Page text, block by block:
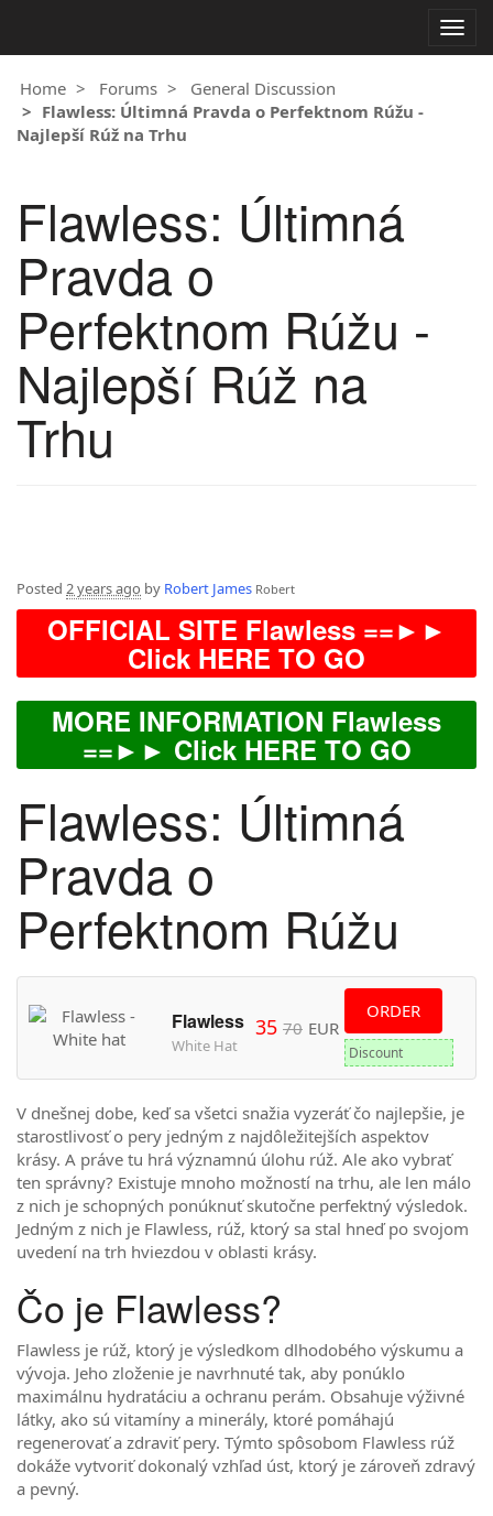
Home
Forums
General Discussion
Flawless: Últimná Pravda o Perfektnom Rúžu -
Najlepší Rúž na Trhu
Flawless: Últimná
Pravda o
Perfektnom Rúžu -
Najlepší Rúž na
Trhu
Posted 2 years ago by Robert James Robert
OFFICIAL SITE Flawless ==►►
Click HERE TO GO
MORE INFORMATION Flawless
==►► Click HERE TO GO
Flawless: Últimná
Pravda o
Perfektnom Rúžu
Flawless
White Hat
35 70 EUR
ORDER
Discount
V dnešnej dobe, keď sa všetci snažia vyzeráť čo najlepšie, je
starostlivosť o pery jedným z najdôležitejších aspektov
krásy. A práve tu hrá významnú úlohu rúž. Ale ako vybrať
ten správny? Existuje mnoho možností na trhu, ale len málo
z nich je schopných ponúknuť skutočne perfektný výsledok.
Jedným z nich je Flawless, rúž, ktorý sa stal hneď po svojom
uvedení na trh hviezdou v oblasti krásy.
Čo je Flawless?
Flawless je rúž, ktorý je výsledkom dlhodobého výskumu a
vývoja. Jeho zloženie je navrhnuté tak, aby ponúklo
maximálnu hydratáciu a ochranu perám. Obsahuje výživné
látky, ako sú vitamíny a minerály, ktoré pomáhajú
regenerovať a zdraviť pery. Týmto spôsobom Flawless rúž
dokáže vytvoriť dokonalý vzhľad úst, ktorý je zároveň zdravý
a pevný.